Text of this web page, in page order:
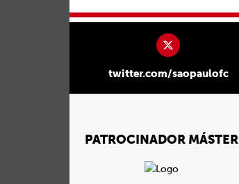
twitter.com/saopaulofc
PATROCINADOR MÁSTER